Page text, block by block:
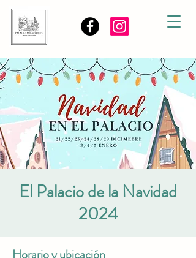
El Palacio de la Navidad
2024